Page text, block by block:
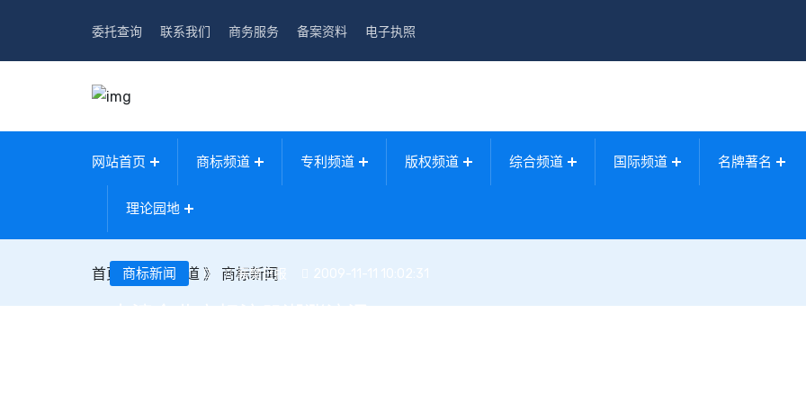
委托查询 联系我们 商务服务 备案资料 电子执照
网站首页 商标频道 专利频道 版权频道 综合频道 国际频道 名牌著名
理论园地
首页 》商标频道 》 商标新闻
商标新闻 襄樊日报 2009-11-11 10:02:31